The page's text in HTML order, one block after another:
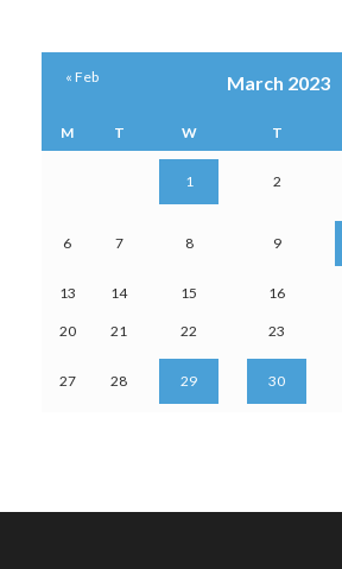
March 2023
M T W T
1 2
6 7 8 9
13 14 15 16
20 21 22 23
27 28 29 30
« Feb